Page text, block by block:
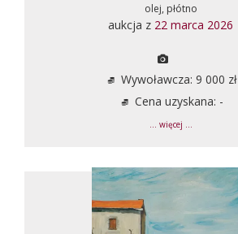
olej, płótno
aukcja z 22 marca 2026
Wywoławcza: 9 000 zł
Cena uzyskana: -
... więcej ...